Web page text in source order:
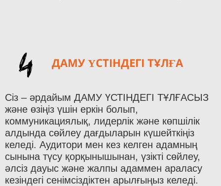
4 ДАМУ ҮСТІНДЕГІ ТҰЛҒА
Сіз – әрдайым ДАМУ ҮСТІНДЕГІ ТҰЛҒАСЫЗ
және өзіңіз үшін еркін болып,
коммуникациялық, лидерлік және көпшілік
алдында сөйлеу дағдыларын күшейткіңіз
келеді. Аудитори мен кез келген адамның
сынына түсу қорқынышынан, үзікті сөйлеу,
әлсіз дауыс және жалпы адаммен араласу
кезіндегі сенімсіздіктен арылғыңыз келеді.